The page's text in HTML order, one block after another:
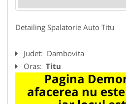
Detailing Spalatorie Auto Titu
Judet: Dambovita
Oras: Titu
Pagina
afacerea nu